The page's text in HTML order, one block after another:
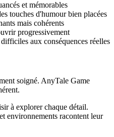
et mémorables
touches d'humour bien placées
mais cohérents
progressivement
aux conséquences réelles
soigné. AnyTale Game
à explorer chaque détail.
environnements racontent leur